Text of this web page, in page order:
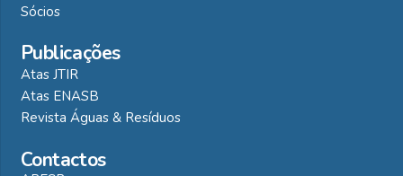
Sócios
Publicações
Atas JTIR
Atas ENASB
Revista Águas & Resíduos
Contactos